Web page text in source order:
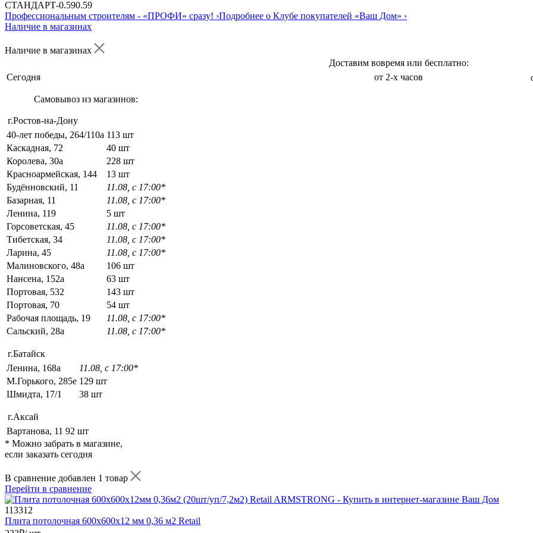
СТАНДАРТ-0.590.59
Профессиональным строителям - «ПРОФИ» сразу! ›Подробнее о Клубе покупателей «Ваш Дом» ›
Наличие в магазинах
Наличие в магазинах
Доставим вовремя или бесплатно:
Сегодня
от 2-х часов
Самовывоз из магазинов:
г.Ростов-на-Дону
40-лет победы, 264/110а 113 шт
Каскадная, 72
40 шт
Королева, 30а
228 шт
Красноармейская, 144
13 шт
Будённовский, 11
11.08, с 17:00*
Базарная, 11
11.08, с 17:00*
Ленина, 119
5 шт
Горсоветская, 45
11.08, с 17:00*
Тибетская, 34
11.08, с 17:00*
Ларина, 45
11.08, с 17:00*
Малиновского, 48а
106 шт
Нансена, 152а
63 шт
Портовая, 532
143 шт
Портовая, 70
54 шт
Рабочая площадь, 19
11.08, с 17:00*
Сальский, 28a
11.08, с 17:00*
г.Батайск
Ленина, 168а
11.08, с 17:00*
М.Горького, 285е 129 шт
Шмидта, 17/1
38 шт
г.Аксай
Вартанова, 11 92 шт
* Можно забрать в магазине,
если заказать сегодня
В сравнение добавлен 1 товар
Перейти в сравнение
113312
Плита потолочная 600х600х12 мм 0,36 м2 Retail